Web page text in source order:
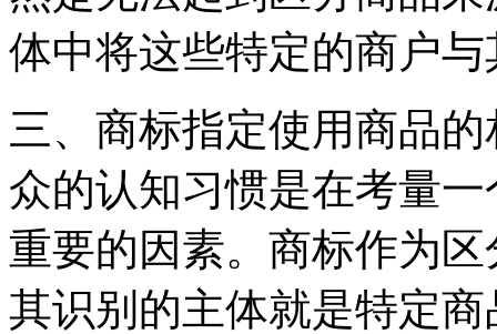
体中将这些特定的商户
三、商标指定使用商品
众的认知习惯是在考量
重要的因素。商标作为
其识别的主体就是特定